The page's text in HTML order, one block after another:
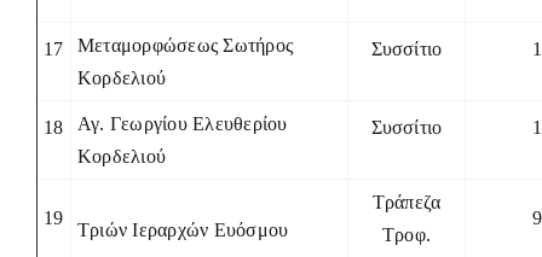
17
Μεταμορφώσεως Σωτήρος
Κορδελιού
Συσσίτιο
18
Αγ. Γεωργίου Ελευθερίου
Κορδελιού
Συσσίτιο
19
Τριών Ιεραρχών Ευόσμου
Τράπεζα
Τροφ.